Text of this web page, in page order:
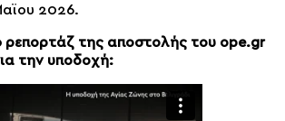
2026.
ρεπορτάζ της αποστολής του ope.gr
την υποδοχή: